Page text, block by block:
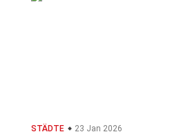
STÄDTE 23 Jan 2026